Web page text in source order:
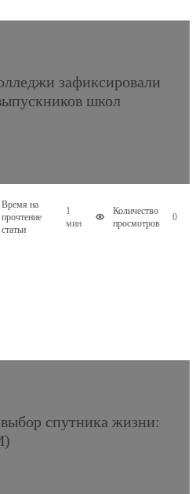
зафиксировали
школ
Время на
прочтение
статьи
1
мин
Количество
просмотров
0
спутника жизни: